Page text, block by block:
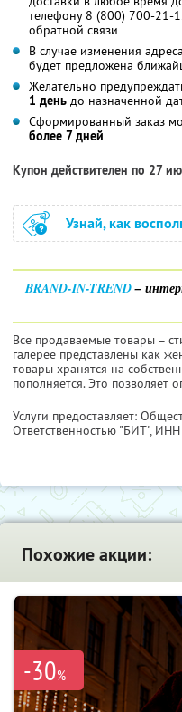
телефону 8 (800) 700-21-
обратной связи
В случае изменения
будет предложена
Желательно
1 день до назначенной
Сформированный заказ
более 7 дней
Купон действителен по 27
Узнай, как
BRAND-IN-TREND–
Все продаваемые товары –
галерее представлены как
товары хранятся на
пополняется. Это позволяет
Услуги предоставляет:
Ответственностью "БИТ", ИНН
Похожие акции:
-30%